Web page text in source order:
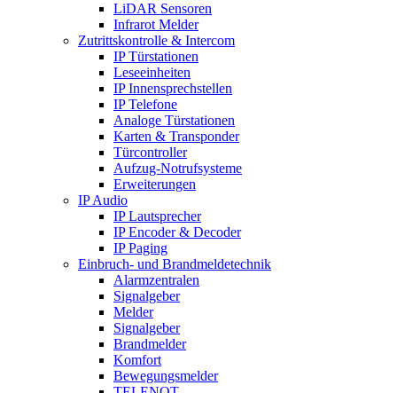
LiDAR Sensoren
Infrarot Melder
Zutrittskontrolle & Intercom
IP Türstationen
Leseeinheiten
IP Innensprechstellen
IP Telefone
Analoge Türstationen
Karten & Transponder
Türcontroller
Aufzug-Notrufsysteme
Erweiterungen
IP Audio
IP Lautsprecher
IP Encoder & Decoder
IP Paging
Einbruch- und Brandmeldetechnik
Alarmzentralen
Signalgeber
Melder
Signalgeber
Brandmelder
Komfort
Bewegungsmelder